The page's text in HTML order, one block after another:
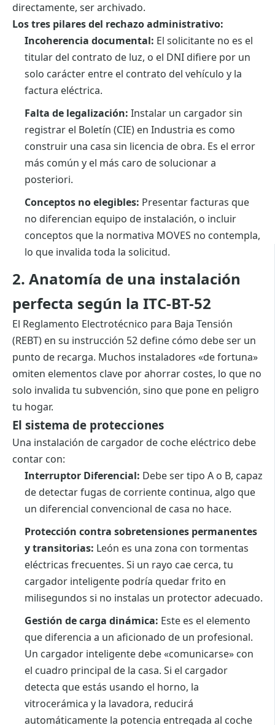
directamente, ser archivado.
Los tres pilares del rechazo administrativo:
Incoherencia documental: El solicitante no es el
titular del contrato de luz, o el DNI difiere por un
solo carácter entre el contrato del vehículo y la
factura eléctrica.
Falta de legalización: Instalar un cargador sin
registrar el Boletín (CIE) en Industria es como
construir una casa sin licencia de obra. Es el error
más común y el más caro de solucionar a
posteriori.
Conceptos no elegibles: Presentar facturas que
no diferencian equipo de instalación, o incluir
conceptos que la normativa MOVES no contempla,
lo que invalida toda la solicitud.
2. Anatomía de una instalación
perfecta según la ITC-BT-52
El Reglamento Electrotécnico para Baja Tensión
(REBT) en su instrucción 52 define cómo debe ser un
punto de recarga. Muchos instaladores «de fortuna»
omiten elementos clave por ahorrar costes, lo que no
solo invalida tu subvención, sino que pone en peligro
tu hogar.
El sistema de protecciones
Una instalación de cargador de coche eléctrico debe
contar con:
Interruptor Diferencial: Debe ser tipo A o B, capaz
de detectar fugas de corriente continua, algo que
un diferencial convencional de casa no hace.
Protección contra sobretensiones permanentes
y transitorias: León es una zona con tormentas
eléctricas frecuentes. Si un rayo cae cerca, tu
cargador inteligente podría quedar frito en
milisegundos si no instalas un protector adecuado.
Gestión de carga dinámica: Este es el elemento
que diferencia a un aficionado de un profesional.
Un cargador inteligente debe «comunicarse» con
el cuadro principal de la casa. Si el cargador
detecta que estás usando el horno, la
vitrocerámica y la lavadora, reducirá
automáticamente la potencia entregada al coche